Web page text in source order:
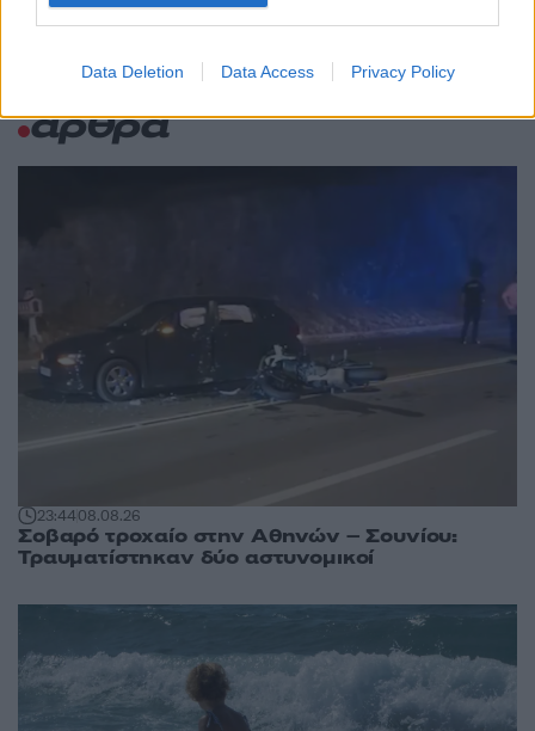
Data Deletion Data Access Privacy Policy
Ελλάδα: Περισσότερα
άρθρα
23:4408.08.26
Σοβαρό τροχαίο στην Αθηνών – Σουνίου:
Τραυματίστηκαν δύο αστυνομικοί